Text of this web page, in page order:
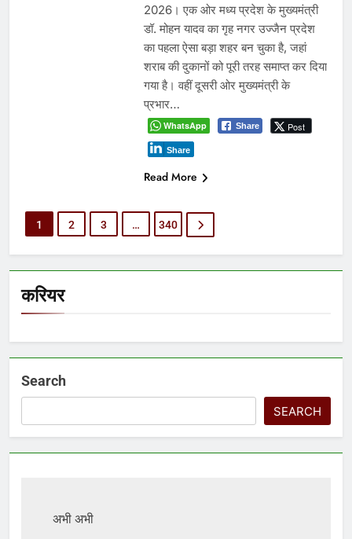
करियर
2026। एक ओर मध्य प्रदेश के मुख्यमंत्री
डॉ. मोहन यादव का गृह नगर उज्जैन प्रदेश
का पहला ऐसा बड़ा शहर बन चुका है, जहां
शराब की दुकानों को पूरी तरह समाप्त कर दिया
गया है। वहीं दूसरी ओर मुख्यमंत्री के
प्रभार…
WhatsApp Share Post
Share
Read More
1 2 3 … 340
Search
SEARCH
अभी अभी